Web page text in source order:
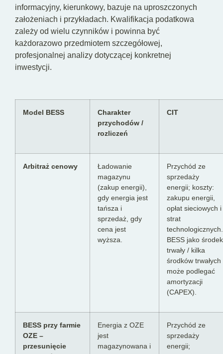
informacyjny, kierunkowy, bazuje na uproszczonych
założeniach i przykładach. Kwalifikacja podatkowa
zależy od wielu czynników i powinna być
każdorazowo przedmiotem szczegółowej,
profesjonalnej analizy dotyczącej konkretnej
inwestycji.
Model BESS
Charakter
przychodów /
rozliczeń
CIT
Arbitraż cenowy
Ładowanie
magazynu
(zakup energii),
gdy energia jest
tańsza i
sprzedaż, gdy
cena jest
wyższa.
Przychód ze
sprzedaży
energii; koszty:
zakupu energii,
opłat sieciowych i
strat
technologicznych.
BESS jako środek
trwały / kilka
środków trwałych
może podlegać
amortyzacji
(CAPEX).
BESS przy farmie
OZE –
przesunięcie
Energia z OZE
jest
magazynowana i
Przychód ze
sprzedaży
energii;